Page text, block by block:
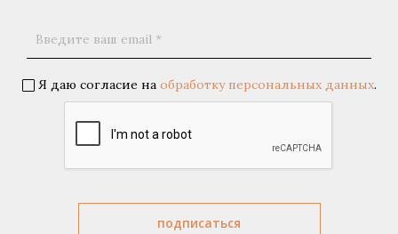
Я даю согласие на обработку персональных данных.